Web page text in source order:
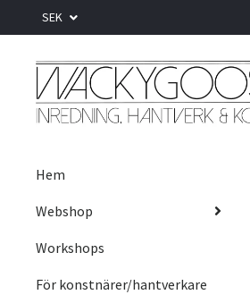
SEK
Hem
Webshop
Workshops
För konstnärer/hantverkare